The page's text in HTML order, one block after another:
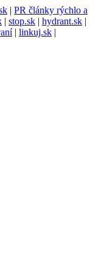
| PR články rýchlo a
| stop.sk | hydrant.sk |
| linkuj.sk |